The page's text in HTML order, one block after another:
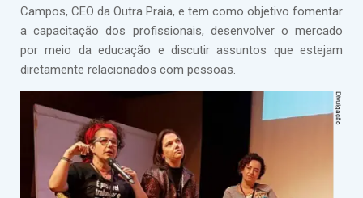
Campos, CEO da Outra Praia, e tem como objetivo fomentar
a capacitação dos profissionais, desenvolver o mercado
por meio da educação e discutir assuntos que estejam
diretamente relacionados com pessoas.